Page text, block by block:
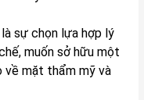
sự chọn lựa hợp lý
muốn sở hữu một
về mặt thẩm mỹ và